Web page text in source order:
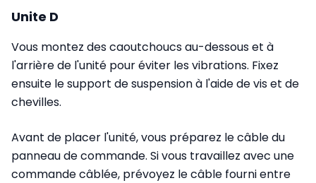
Unite D
Vous montez des caoutchoucs au-dessous et à
l'arrière de l'unité pour éviter les vibrations. Fixez
ensuite le support de suspension à l'aide de vis et de
chevilles.
Avant de placer l'unité, vous préparez le câble du
panneau de commande. Si vous travaillez avec une
commande câblée, prévoyez le câble fourni entre